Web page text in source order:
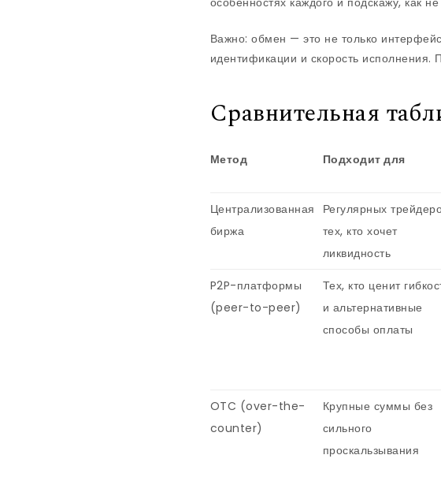
Важно: обмен — это не только
идентификации и скорость
Сравнительная
Метод Подходит для
Централизованная
биржа
Регулярных
тех, кто хочет
ликвидность
P2P-платформы
(peer-to-peer)
Тех, кто ценит
и альтернативные
способы оплаты
OTC (over-the-
counter)
Крупные суммы без
сильного
проскальзывания